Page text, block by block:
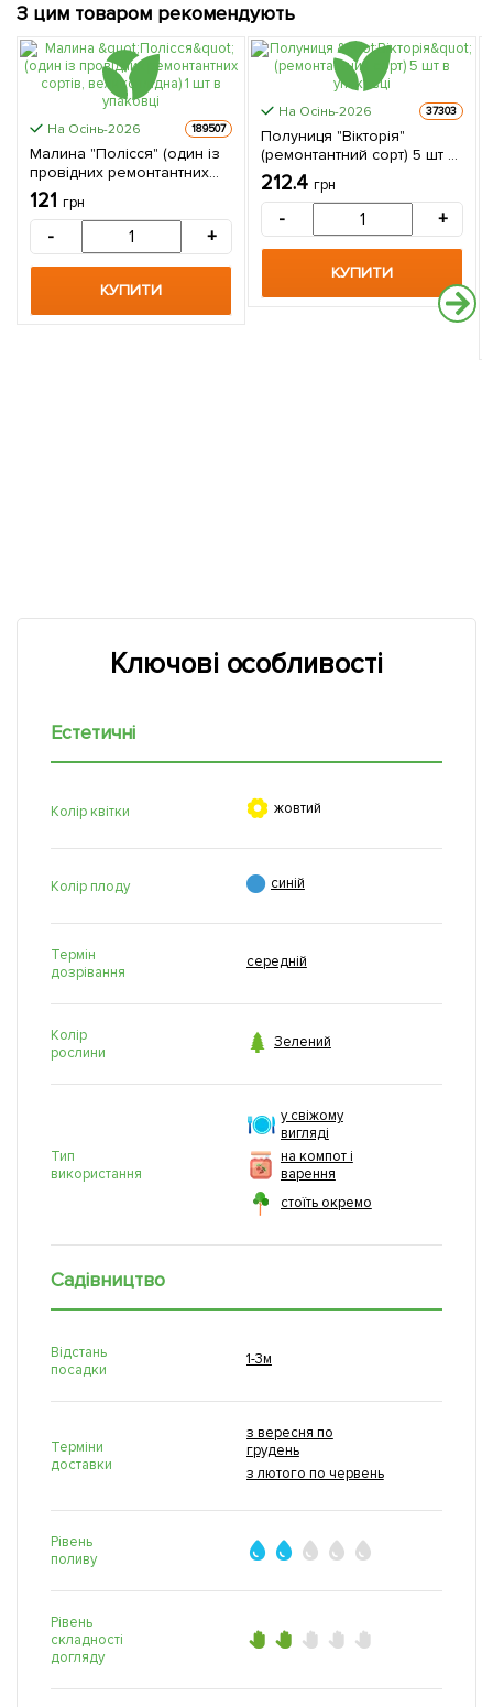
З цим товаром рекомендують
На Осінь-2026 189507
Малина "Полісся" (один із
провідних ремонтантних
сортів, великоплідна) 1 шт в
упаковці
121 грн
- +
КУПИТИ
На Осінь-2026 37303
Полуниця "Вікторія"
(ремонтантний сорт) 5 шт в
упаковці
212.4 грн
- +
КУПИТИ
Ключові особливості
Естетичні
Колір квітки  жовтий
Колір плоду  синій
Термін
дозрівання
середній
Колір
рослини
 Зелений
Тип
використання
у свіжому
вигляді
на компот і
варення
стоїть окремо
Садівництво
Відстань
посадки
1-3м
Терміни
доставки
з вересня по
грудень
з лютого по червень
Рівень
поливу
Рівень
складності
догляду